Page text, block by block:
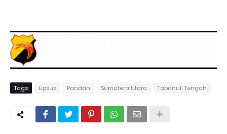
Tags Lipsus Pandan Sumatera Utara Tapanuli Tengah